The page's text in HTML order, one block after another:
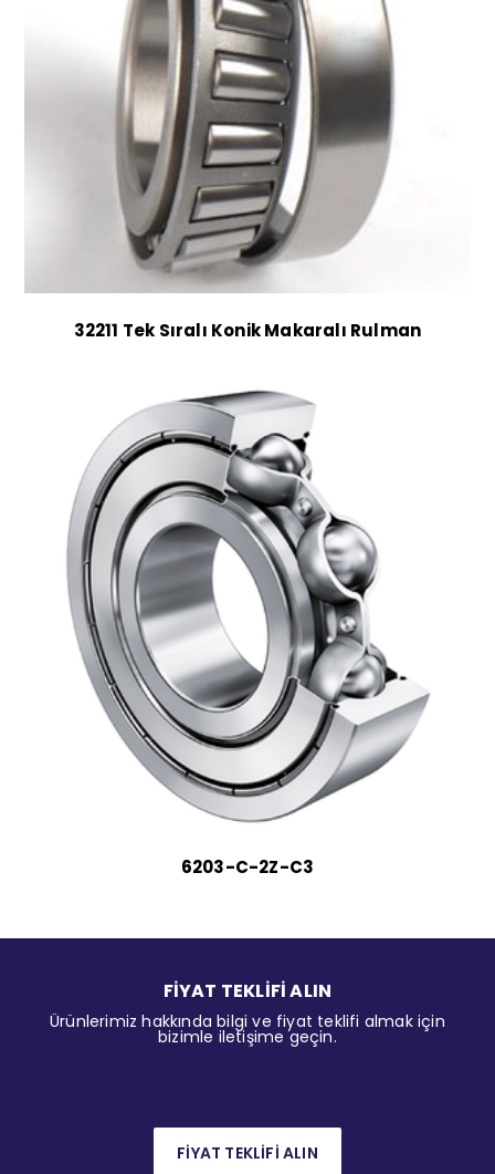
32211 Tek Sıralı Konik Makaralı Rulman
6203-C-2Z-C3
FİYAT TEKLİFİ ALIN
Ürünlerimiz hakkında bilgi ve fiyat teklifi almak için
bizimle iletişime geçin.
FİYAT TEKLİFİ ALIN